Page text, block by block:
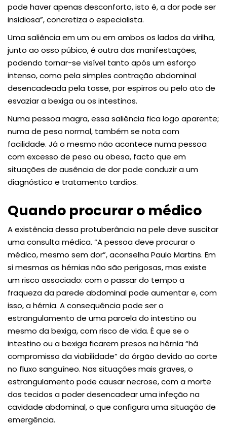
pode haver apenas desconforto, isto é, a dor pode ser
insidiosa”, concretiza o especialista.
Uma saliência em um ou em ambos os lados da virilha,
junto ao osso púbico, é outra das manifestações,
podendo tornar-se visível tanto após um esforço
intenso, como pela simples contração abdominal
desencadeada pela tosse, por espirros ou pelo ato de
esvaziar a bexiga ou os intestinos.
Numa pessoa magra, essa saliência fica logo aparente;
numa de peso normal, também se nota com
facilidade. Já o mesmo não acontece numa pessoa
com excesso de peso ou obesa, facto que em
situações de ausência de dor pode conduzir a um
diagnóstico e tratamento tardios.
Quando procurar o médico
A existência dessa protuberância na pele deve suscitar
uma consulta médica. “A pessoa deve procurar o
médico, mesmo sem dor”, aconselha Paulo Martins. Em
si mesmas as hérnias não são perigosas, mas existe
um risco associado: com o passar do tempo a
fraqueza da parede abdominal pode aumentar e, com
isso, a hérnia. A consequência pode ser o
estrangulamento de uma parcela do intestino ou
mesmo da bexiga, com risco de vida. É que se o
intestino ou a bexiga ficarem presos na hérnia “há
compromisso da viabilidade” do órgão devido ao corte
no fluxo sanguíneo. Nas situações mais graves, o
estrangulamento pode causar necrose, com a morte
dos tecidos a poder desencadear uma infeção na
cavidade abdominal, o que configura uma situação de
emergência.